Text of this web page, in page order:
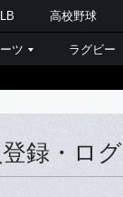
高校野球
ツ ラグビー
録・ロ